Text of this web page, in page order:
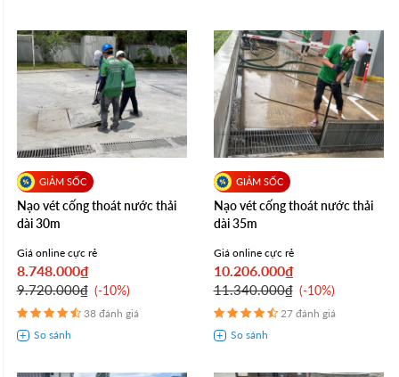
Nạo vét cống thoát nước thải
dài 30m
Giá online cực rẻ
8.748.000₫
9.720.000₫ -10%
38 đánh giá
Nạo vét cống thoát nước thải
dài 35m
Giá online cực rẻ
10.206.000₫
11.340.000₫ -10%
27 đánh giá